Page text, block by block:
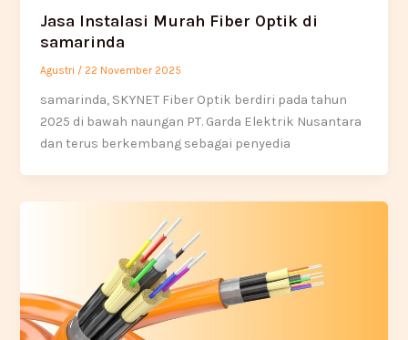
Jasa Instalasi Murah Fiber Optik di
samarinda
Agustri / 22 November 2025
samarinda, SKYNET Fiber Optik berdiri pada tahun
2025 di bawah naungan PT. Garda Elektrik Nusantara
dan terus berkembang sebagai penyedia